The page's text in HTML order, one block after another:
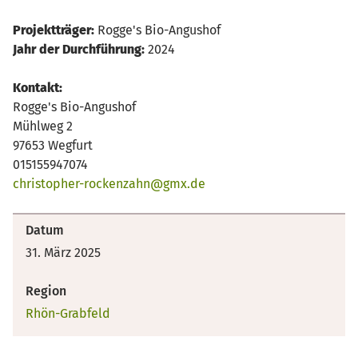
Projektträger: Rogge's Bio-Angushof
Jahr der Durchführung: 2024
Kontakt:
Rogge's Bio-Angushof
Mühlweg 2
97653 Wegfurt
015155947074
christopher-rockenzahn@gmx.de
Datum
31. März 2025
Region
Rhön-Grabfeld